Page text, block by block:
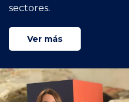
sectores.
Ver más